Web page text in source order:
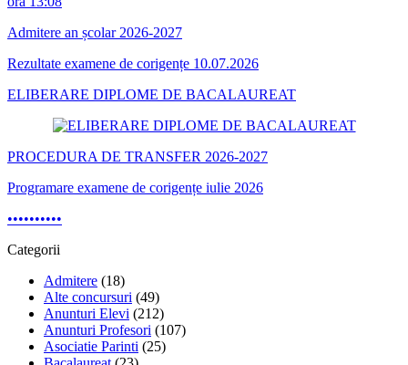
Admitere an școlar 2026-2027
Rezultate examene de corigențe 10.07.2026
ELIBERARE DIPLOME DE BACALAUREAT
PROCEDURA DE TRANSFER 2026-2027
Programare examene de corigențe iulie 2026
••••••••••
Categorii
Admitere (18)
Alte concursuri (49)
Anunturi Elevi (212)
Anunturi Profesori (107)
Asociatie Parinti (25)